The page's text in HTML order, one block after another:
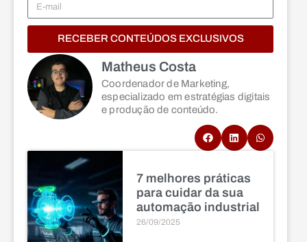
RECEBER CONTEÚDOS EXCLUSIVOS
Matheus Costa
Coordenador de Marketing,
especializado em estratégias digitais
e produção de conteúdo.
7 melhores práticas
para cuidar da sua
automação industrial
26/09/2025